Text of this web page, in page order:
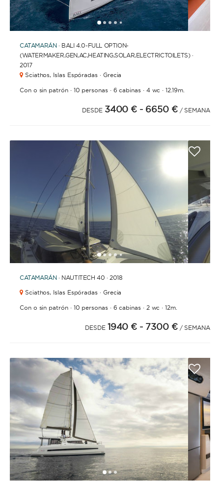
12345 8910 14
CATAMARÁN · BALI 4.0-FULL OPTION-
(WATERMAKER,GEN,AC,HEATING,SOLAR,ELECTRICTOILETS) ·
2017
Sciathos, Islas Espóradas · Grecia
Con o sin patrón· 10 personas· 6 cabinas· 4 wc ·12.19m.
DESDE 3400 € - 6650 € / SEMANA
12345 6789101112131415161718 19
CATAMARÁN · NAUTITECH 40 · 2018
Sciathos, Islas Espóradas · Grecia
Con o sin patrón· 10 personas· 6 cabinas· 2 wc ·12m.
DESDE 1940 € - 7300 € / SEMANA
123